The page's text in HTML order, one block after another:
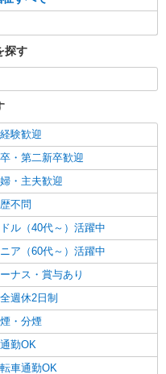
NEW
2400円〜★吉祥寺駅＊高
護師
詳細を見る
NEW
＊シフト融通が利くため子
気♪
円＜日払い有/経験者優遇/交通
含む)＞
詳細を見る
探す
験歓迎
・第二新卒歓迎
・主夫歓迎
不問
ドル（40代～）活躍中
ア（60代～）活躍中
ナス・賞与あり
週休2日制
・分煙
勤OK
車通勤OK